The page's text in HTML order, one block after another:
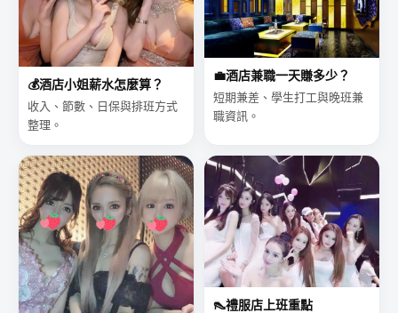
💰酒店小姐薪水怎麼算？
收入、節數、日保與排班方式
整理。
💼酒店兼職一天賺多少？
短期兼差、學生打工與晚班兼
職資訊。
👠禮服店上班重點